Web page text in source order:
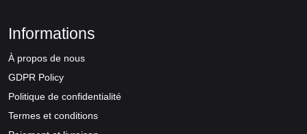
Informations
À propos de nous
GDPR Policy
Politique de confidentialité
Termes et conditions